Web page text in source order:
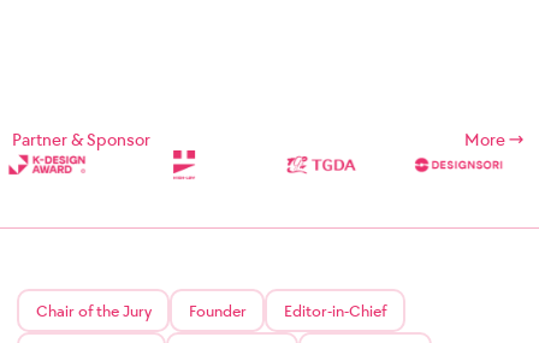
Partner & Sponsor More
Chair of the Jury Founder Editor-in-Chief